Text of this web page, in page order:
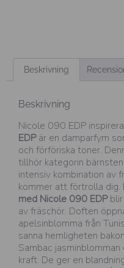
Beskrivning
Beskrivning
Nicole 090 EDP
EDPär en damparfym
och förföriska toner.
tillhör kategorin
intensiv kombination av
kommer att förtrolla dig.
med Nicole 090 EDPblir
av fräschör. Doften
apelsinblomma från
sanna hemligheten
Sambac
kraft. De ger en